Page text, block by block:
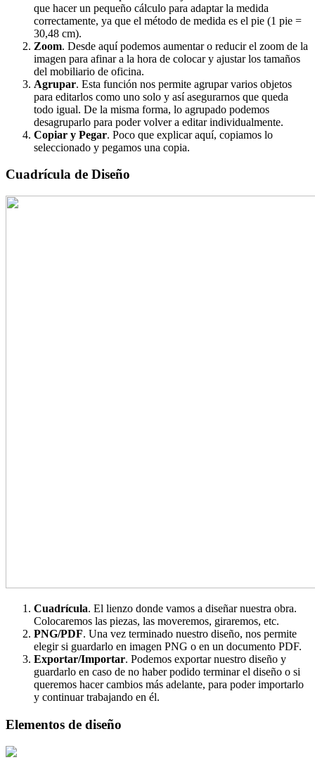
que hacer un pequeño cálculo para adaptar la medida
correctamente, ya que el método de medida es el pie (1 pie =
30,48 cm).
Zoom. Desde aquí podemos aumentar o reducir el zoom de la
imagen para afinar a la hora de colocar y ajustar los tamaños
del mobiliario de oficina.
Agrupar. Esta función nos permite agrupar varios objetos
para editarlos como uno solo y así asegurarnos que queda
todo igual. De la misma forma, lo agrupado podemos
desagruparlo para poder volver a editar individualmente.
Copiar y Pegar. Poco que explicar aquí, copiamos lo
seleccionado y pegamos una copia.
Cuadrícula de Diseño
Cuadrícula. El lienzo donde vamos a diseñar nuestra obra.
Colocaremos las piezas, las moveremos, giraremos, etc.
PNG/PDF. Una vez terminado nuestro diseño, nos permite
elegir si guardarlo en imagen PNG o en un documento PDF.
Exportar/Importar. Podemos exportar nuestro diseño y
guardarlo en caso de no haber podido terminar el diseño o si
queremos hacer cambios más adelante, para poder importarlo
y continuar trabajando en él.
Elementos de diseño